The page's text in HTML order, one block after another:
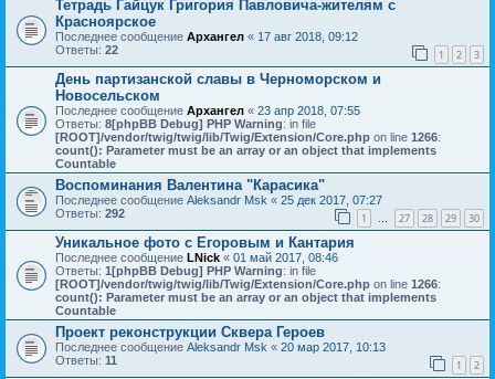
Тетрадь Гайцук Григория Павловича-жителям с
Красноярское
Последнее сообщение Архангел « 17 авг 2018, 09:12
Ответы: 22 1 2 3
День партизанской славы в Черноморском и
Новосельском
Последнее сообщение Архангел « 23 апр 2018, 07:55
Ответы: 8[phpBB Debug] PHP Warning: in file
[ROOT]/vendor/twig/twig/lib/Twig/Extension/Core.php on line 1266:
count(): Parameter must be an array or an object that implements
Countable
Воспоминания Валентина "Карасика"
Последнее сообщение Aleksandr Msk « 25 дек 2017, 07:27
Ответы: 292 1 27 28 29 30
Уникальное фото с Егоровым и Кантария
Последнее сообщение LNick « 01 май 2017, 08:46
Ответы: 1[phpBB Debug] PHP Warning: in file
[ROOT]/vendor/twig/twig/lib/Twig/Extension/Core.php on line 1266:
count(): Parameter must be an array or an object that implements
Countable
Проект реконструкции Сквера Героев
Последнее сообщение Aleksandr Msk « 20 мар 2017, 10:13
Ответы: 11 1 2